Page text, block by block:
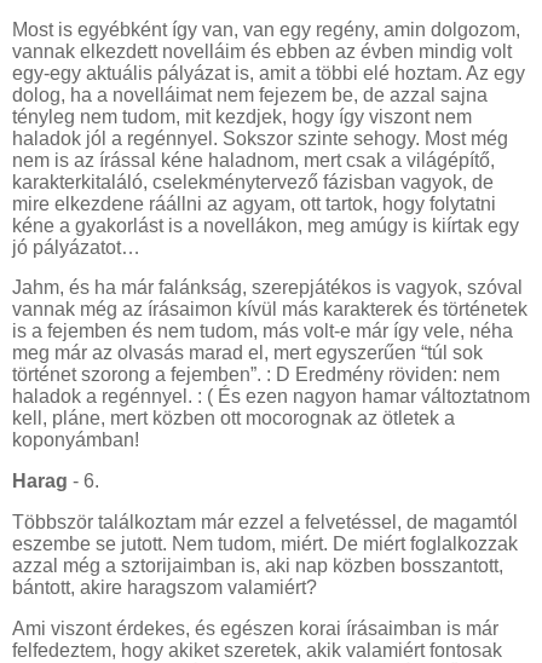
Most is egyébként így van, van egy regény, amin dolgozom,
vannak elkezdett novelláim és ebben az évben mindig volt
egy-egy aktuális pályázat is, amit a többi elé hoztam. Az egy
dolog, ha a novelláimat nem fejezem be, de azzal sajna
tényleg nem tudom, mit kezdjek, hogy így viszont nem
haladok jól a regénnyel. Sokszor szinte sehogy. Most még
nem is az írással kéne haladnom, mert csak a világépítő,
karakterkitaláló, cselekménytervező fázisban vagyok, de
mire elkezdene ráállni az agyam, ott tartok, hogy folytatni
kéne a gyakorlást is a novellákon, meg amúgy is kiírtak egy
jó pályázatot…
Jahm, és ha már falánkság, szerepjátékos is vagyok, szóval
vannak még az írásaimon kívül más karakterek és történetek
is a fejemben és nem tudom, más volt-e már így vele, néha
meg már az olvasás marad el, mert egyszerűen “túl sok
történet szorong a fejemben”. : D Eredmény röviden: nem
haladok a regénnyel. : ( És ezen nagyon hamar változtatnom
kell, pláne, mert közben ott mocorognak az ötletek a
koponyámban!
Harag - 6.
Többször találkoztam már ezzel a felvetéssel, de magamtól
eszembe se jutott. Nem tudom, miért. De miért foglalkozzak
azzal még a sztorijaimban is, aki nap közben bosszantott,
bántott, akire haragszom valamiért?
Ami viszont érdekes, és egészen korai írásaimban is már
felfedeztem, hogy akiket szeretek, akik valamiért fontosak